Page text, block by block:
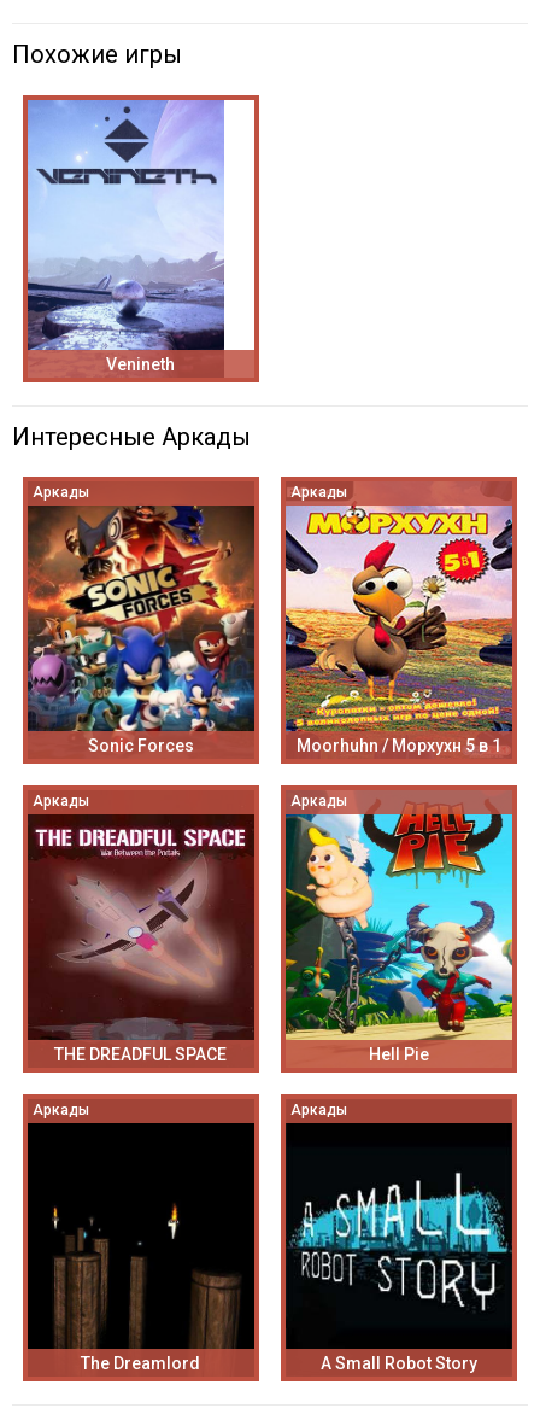
Похожие игры
Venineth
Интересные Аркады
Аркады
Sonic Forces
Аркады
Moorhuhn / Морхухн 5 в 1
Аркады
THE DREADFUL SPACE
Аркады
Hell Pie
Аркады
The Dreamlord
Аркады
A Small Robot Story